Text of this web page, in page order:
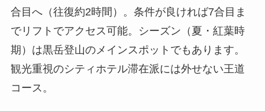
合目へ（往復約2時間）。条件が良ければ7合目ま
でリフトでアクセス可能。シーズン（夏・紅葉時
期）は黒岳登山のメインスポットでもあります。
観光重視のシティホテル滞在派には外せない王道
コース。